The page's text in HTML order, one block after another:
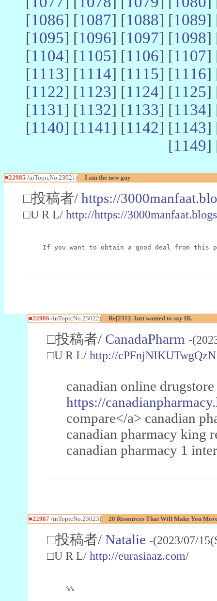
[1086] [1087] [1088] [1089]
[1095] [1096] [1097] [1098]
[1104] [1105] [1106] [1107]
[1113] [1114] [1115] [1116]
[1122] [1123] [1124] [1125]
[1131] [1132] [1133] [1134]
[1140] [1141] [1142] [1143]
[1149]
■22985 /inTopicNo.23021) I am the new guy
□投稿者/ https://
□U R L/ http://https://
If you want to obtain a good deal from this
■22986 /inTopicNo.23022) Re[231]: Just wanted to say Hi.
□投稿者/ CanadaPharm -
□U R L/ http://cPFnjNIKUTwgQzN
canadian online
https://
compare</a> canadian
canadian pharmacy king
canadian pharmacy 1
■22987/inTopicNo.23023) 20 Resources That Will Make You
□投稿者/ Natalie -(2023/07/
□U R L/ http://eurasiaaz.com/
%%